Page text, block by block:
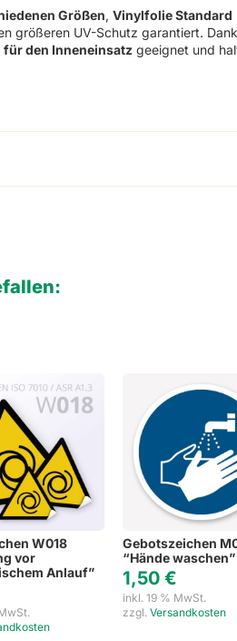
Größen, Vinylfolie Standard
größeren UV-Schutz garantiert.
für den Inneneinsatzgeeignet und
W018
vor
Anlauf”
Gebotszeichen
“Hände waschen”
1,50 €
inkl. 19 % MwSt.
zzgl. Versandkosten